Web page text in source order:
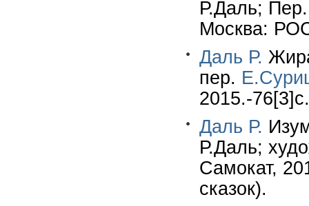
Р.Даль;
Москва:
Даль Р.
пер.
2015.-
Даль Р.
Р.Даль;
Самокат,
сказок).